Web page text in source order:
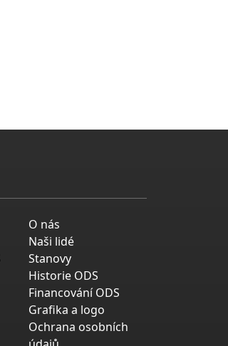
O nás
Naši lidé
Stanovy
Historie ODS
Financování ODS
Grafika a logo
Ochrana osobních